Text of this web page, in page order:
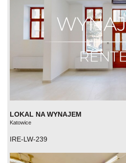
LOKAL NA WYNAJEM
Katowice
IRE-LW-239